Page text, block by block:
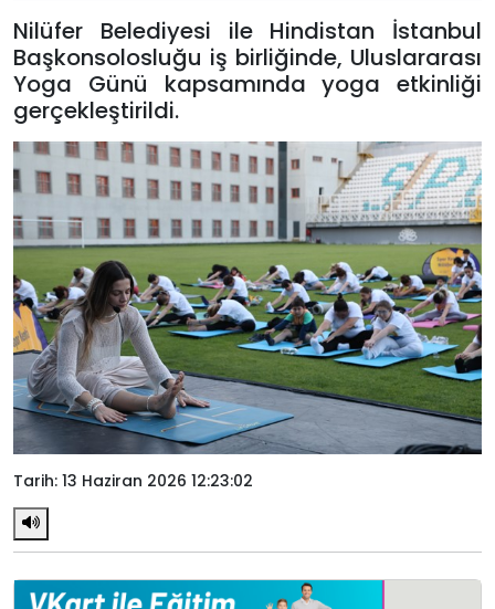
Nilüfer Belediyesi ile Hindistan İstanbul
Başkonsolosluğu iş birliğinde, Uluslararası
Yoga Günü kapsamında yoga etkinliği
gerçekleştirildi.
Tarih: 13 Haziran 2026 12:23:02